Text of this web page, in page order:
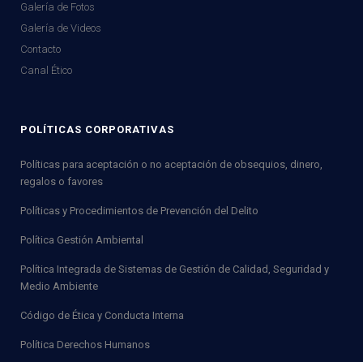
Galería de Fotos
Galería de Videos
Contacto
Canal Ético
POLÍTICAS CORPORATIVAS
Políticas para aceptación o no aceptación de obsequios, dinero,
regalos o favores
Políticas y Procedimientos de Prevención del Delito
Política Gestión Ambiental
Política Integrada de Sistemas de Gestión de Calidad, Seguridad y
Medio Ambiente
Código de Ética y Conducta Interna
Política Derechos Humanos